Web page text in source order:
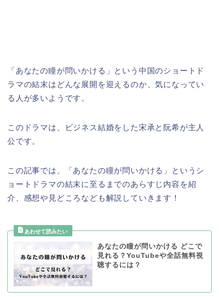
「あなたの瞳が問いかける」という中国のショートド
ラマの結末はどんな展開を迎えるのか、気になってい
る人が多いようです。
このドラマは、ビジネス結婚をした宋承と阮希が主人
公です。
この記事では、「あなたの瞳が問いかける」というシ
ョートドラマの結末に至るまでのあらすじ内容を紹
介、感想や見どころなども解説していきます！
あなたの瞳が問いかける どこで
見れる？YouTubeや全話無料視
聴するには？